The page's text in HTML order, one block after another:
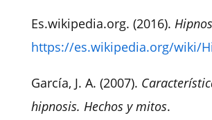
Es.wikipedia.org. (2016).
https://es.wikipedia.org/wiki/
García, J. A. (2007).
hipnosis. Hechos y mitos.